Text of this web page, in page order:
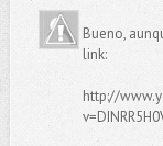
Bueno,
link:
http://